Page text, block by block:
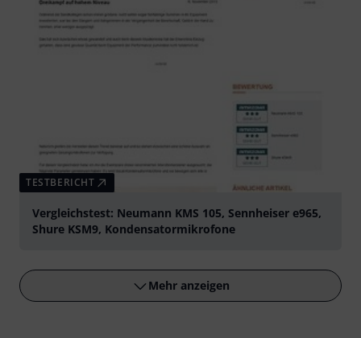
TESTBERICHT
Vergleichstest: Neumann KMS 105, Sennheiser e965,
Shure KSM9, Kondensatormikrofone
Mehr anzeigen